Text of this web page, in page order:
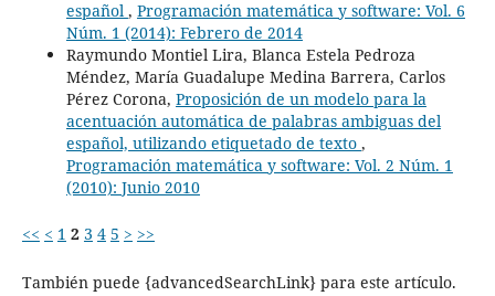
español , Programación matemática y software: Vol. 6
Núm. 1 (2014): Febrero de 2014
Raymundo Montiel Lira, Blanca Estela Pedroza
Méndez, María Guadalupe Medina Barrera, Carlos
Pérez Corona, Proposición de un modelo para la
acentuación automática de palabras ambiguas del
español, utilizando etiquetado de texto ,
Programación matemática y software: Vol. 2 Núm. 1
(2010): Junio 2010
<< < 1 2 3 4 5 > >>
También puede {advancedSearchLink} para este artículo.